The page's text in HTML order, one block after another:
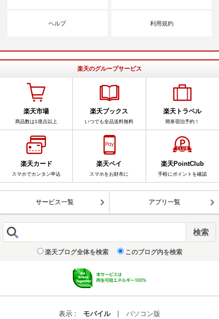
ヘルプ 利用規約
楽天のグループサービス
楽天市場
商品数は1億点以上
楽天ブックス
いつでも全品送料無料
楽天トラベル
簡単宿泊予約！
楽天カード
スマホでカンタン申込
楽天ペイ
スマホをお財布に
楽天PointClub
手軽にポイントを確認
サービス一覧 アプリ一覧
楽天ブログ全体を検索 このブログ内を検索
表示 : モバイル | パソコン版